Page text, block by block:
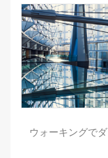
ウォーキングで